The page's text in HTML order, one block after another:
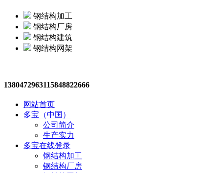
钢结构加工
钢结构厂房
钢结构建筑
钢结构网架
1380472963115848822666
网站首页
多宝（中国）
公司简介
生产实力
多宝在线登录
钢结构加工
钢结构厂房